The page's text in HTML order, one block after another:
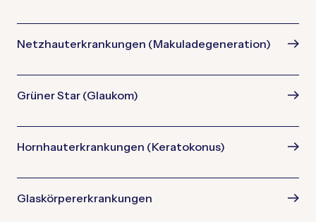
Netzhauterkrankungen (Makuladegeneration)
Grüner Star (Glaukom)
Hornhauterkrankungen (Keratokonus)
Glaskörpererkrankungen